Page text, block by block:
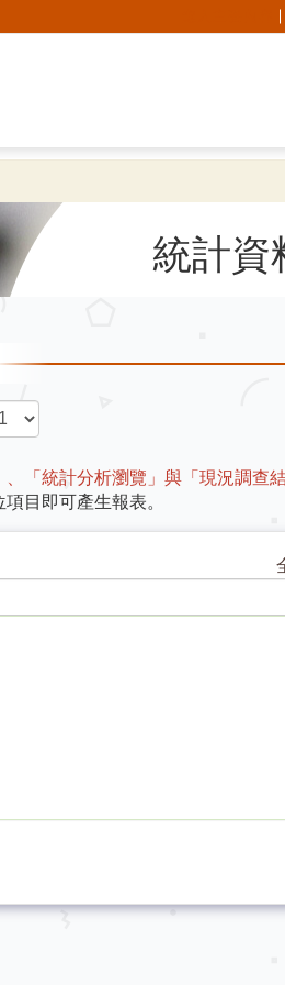
統計資
、「統計分析瀏覽」與「現況調查結
目即可產生報表。